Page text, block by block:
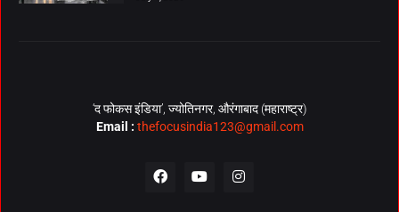
‘द फोकस इंडिया’, ज्योतिनगर, औरंगाबाद (महाराष्ट्र)
Email : thefocusindia123@gmail.com